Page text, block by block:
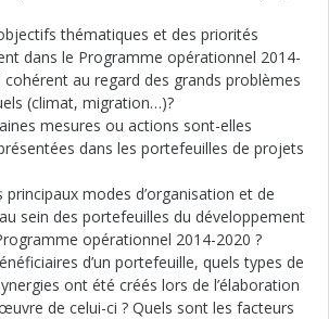
thématiques et des priorités
dans le Programme opérationnel 2014-
au regard des grands problèmes
(climat, migration…)?
mesures ou actions sont-elles
dans les portefeuilles de projets
principaux modes d’organisation et de
sein des portefeuilles du développement
opérationnel 2014-2020 ?
d’un portefeuille, quels types de
ont été créés lors de l’élaboration
de celui-ci ? Quels sont les facteurs